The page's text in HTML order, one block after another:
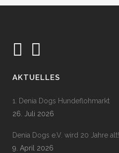
AKTUELLES
1. Denia Dogs Hundeflohmarkt
26. Juli 2026
Denia Dogs e.V. wird 20 Jahre alt!
9. April 2026